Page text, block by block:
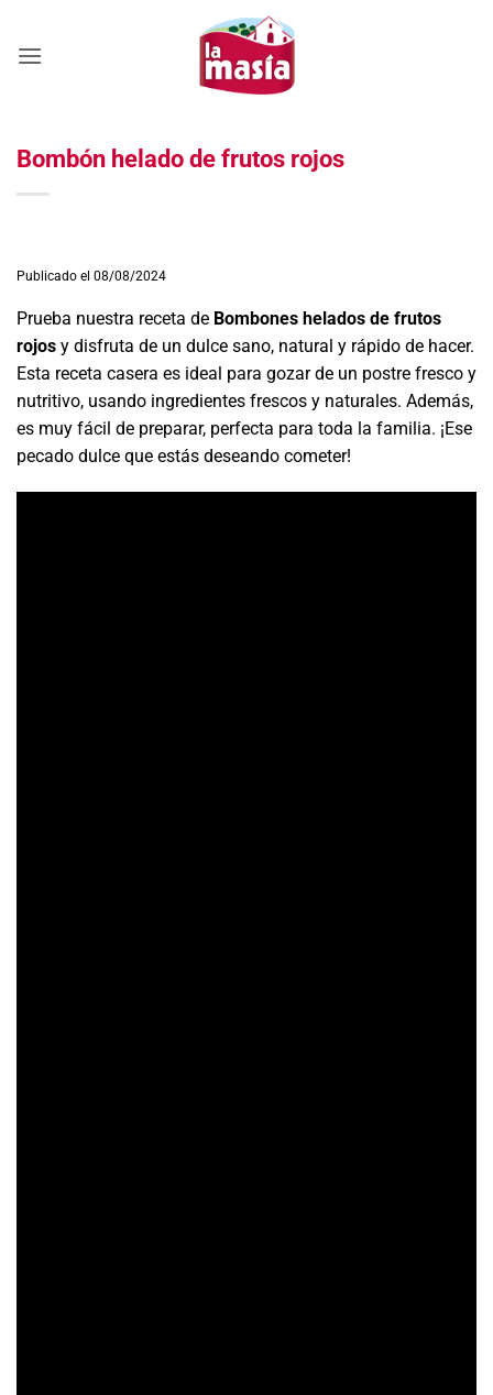
contenido
Bombón helado de frutos rojos
Publicado el 08/08/2024
Prueba nuestra receta de Bombones helados de frutos
rojos y disfruta de un dulce sano, natural y rápido de hacer.
Esta receta casera es ideal para gozar de un postre fresco y
nutritivo, usando ingredientes frescos y naturales. Además,
es muy fácil de preparar, perfecta para toda la familia. ¡Ese
pecado dulce que estás deseando cometer!